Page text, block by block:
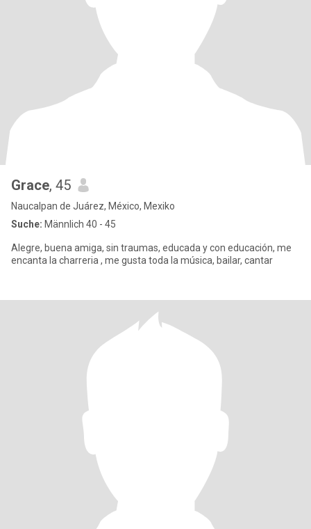
Grace, 45
Naucalpan de Juárez, México, Mexiko
Suche: Männlich 40 - 45
Alegre, buena amiga, sin traumas, educada y con educación, me
encanta la charreria , me gusta toda la música, bailar, cantar